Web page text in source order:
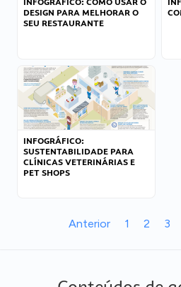
DESIGN PARA MELHORAR O
SEU RESTAURANTE
INFOGRÁFICO:
SUSTENTABILIDADE PARA
CLÍNICAS VETERINÁRIAS E
PET SHOPS
Anterior 1 2 3